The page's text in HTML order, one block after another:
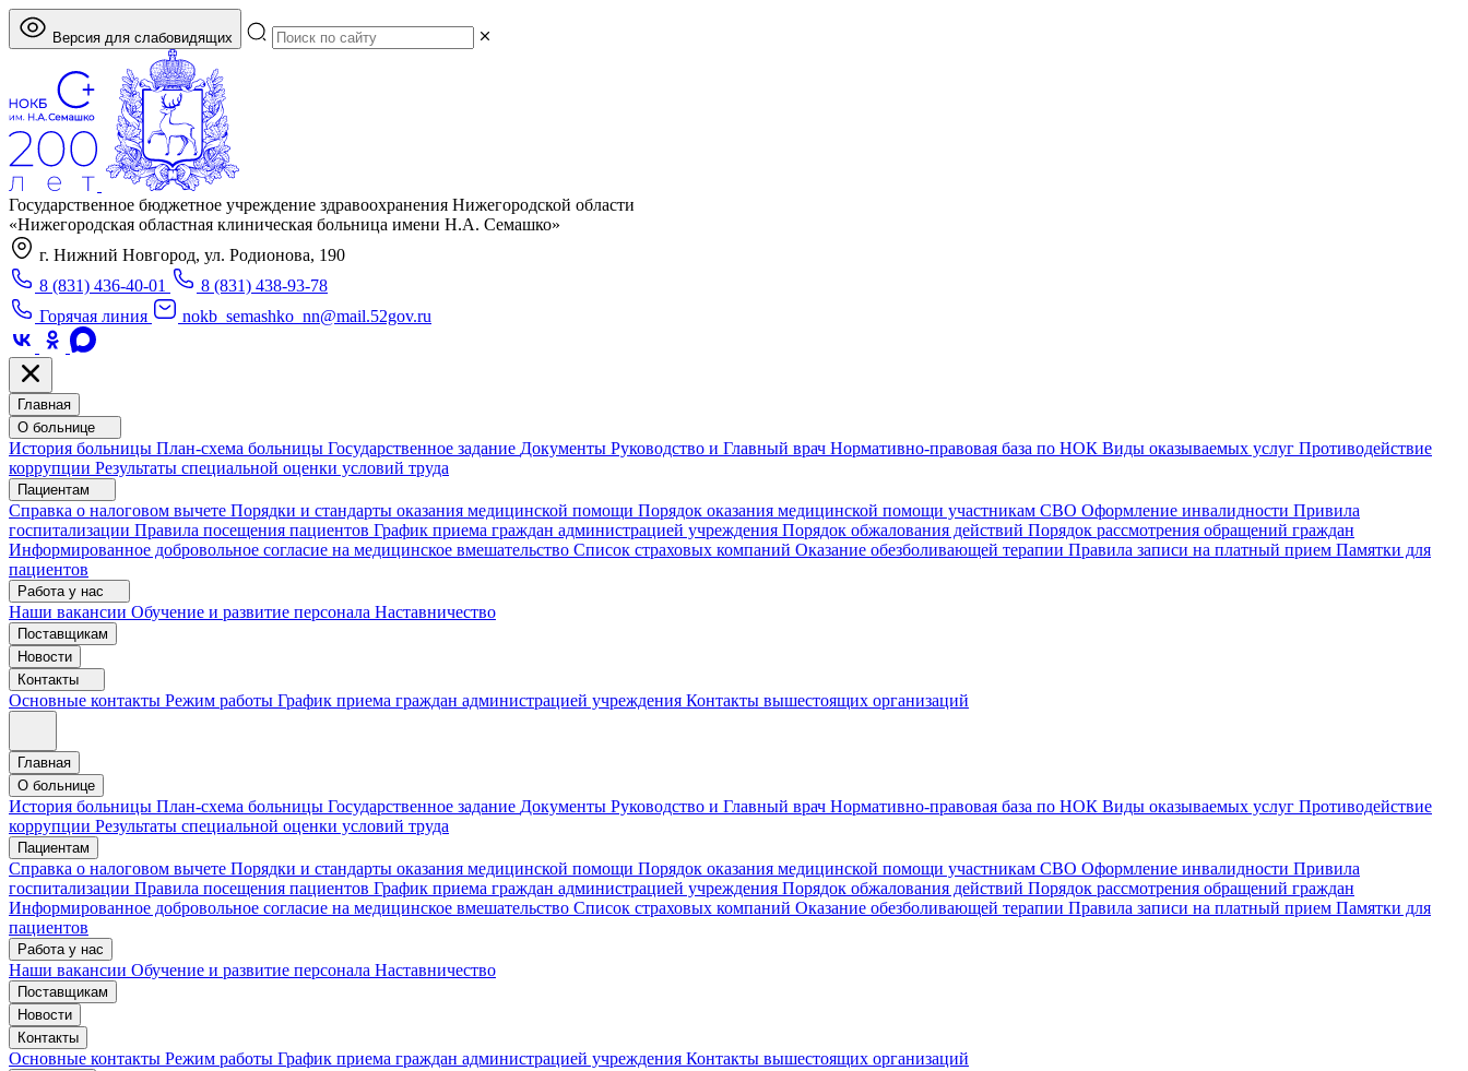
Версия для слабовидящих
Государственное бюджетное учреждение здравоохранения Нижегородской области
«Нижегородская областная клиническая больница имени Н.А. Семашко»
г. Нижний Новгород, ул. Родионова, 190
8 (831) 436-40-01
8 (831) 438-93-78
Горячая линия
nokb_semashko_nn@mail.52gov.ru
Главная
О больнице
История больницы План-схема больницы Государственное задание Документы Руководство и Главный врач Нормативно-правовая база по НОК Виды оказываемых услуг Противодействие
коррупции Результаты специальной оценки условий труда
Пациентам
Справка о налоговом вычете Порядки и стандарты оказания медицинской помощи Порядок оказания медицинской помощи участникам СВО Оформление инвалидности Привила
госпитализации Правила посещения пациентов График приема граждан администрацией учреждения Порядок обжалования действий Порядок рассмотрения обращений граждан
Информированное добровольное согласие на медицинское вмешательство Список страховых компаний Оказание обезболивающей терапии Правила записи на платный прием Памятки для
пациентов
Работа у нас
Наши вакансии Обучение и развитие персонала Наставничество
Поставщикам
Новости
Контакты
Основные контакты Режим работы График приема граждан администрацией учреждения Контакты вышестоящих организаций
Главная
О больнице
История больницы План-схема больницы Государственное задание Документы Руководство и Главный врач Нормативно-правовая база по НОК Виды оказываемых услуг Противодействие
коррупции Результаты специальной оценки условий труда
Пациентам
Справка о налоговом вычете Порядки и стандарты оказания медицинской помощи Порядок оказания медицинской помощи участникам СВО Оформление инвалидности Привила
госпитализации Правила посещения пациентов График приема граждан администрацией учреждения Порядок обжалования действий Порядок рассмотрения обращений граждан
Информированное добровольное согласие на медицинское вмешательство Список страховых компаний Оказание обезболивающей терапии Правила записи на платный прием Памятки для
пациентов
Работа у нас
Наши вакансии Обучение и развитие персонала Наставничество
Поставщикам
Новости
Контакты
Основные контакты Режим работы График приема граждан администрацией учреждения Контакты вышестоящих организаций